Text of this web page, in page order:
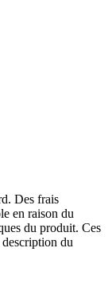
Des frais
en raison du
du produit. Ces
du